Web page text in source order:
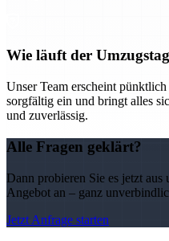
Wie läuft der
Unser Team erscheint
sorgfältig ein und bringt alles
und zuverlässig.
Alle Fragen geklärt?
Dann probieren Sie es jetzt
Angebot an – ganz
Jetzt Anfrage starten